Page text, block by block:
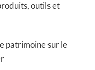
outils et
patrimoine sur le